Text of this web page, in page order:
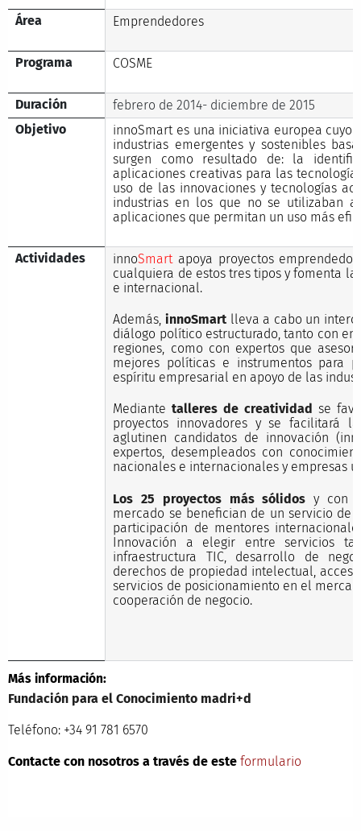
Área Emprendedores
Programa COSME
Duración
febrero de 2014- diciembre de 2015
Objetivo
innoSmart es una iniciativa europea cuyo
industrias emergentes y sostenibles
surgen como resultado de: la
aplicaciones creativas para las
uso de las innovaciones y tecnologías
industrias en los que no se utilizaban
aplicaciones que permitan un uso más
Actividades innoSmartapoya proyectos
cualquiera de estos tres tipos y fomenta
e internacional.
Además,innoSmart lleva a cabo un
diálogo político estructurado, tanto con
regiones, como con expertos que
mejores políticas e instrumentos para
espíritu empresarial en apoyo de las
Mediantetalleres de creatividad se
proyectos innovadores y se facilitará
aglutinen candidatos de innovación
expertos, desempleados con
nacionales e internacionales y empresas
Los 25 proyectos más sólidos y con
mercado se benefician de un servicio de
participación de mentores
Innovación a elegir entre servicios
infraestructura TIC, desarrollo de
derechos de propiedad intelectual,
servicios de posicionamiento en el
cooperación de negocio.
Más información:
Fundación para el Conocimiento madri+d
Teléfono: +34 91 781 6570
Contacte con nosotros a través de este formulario